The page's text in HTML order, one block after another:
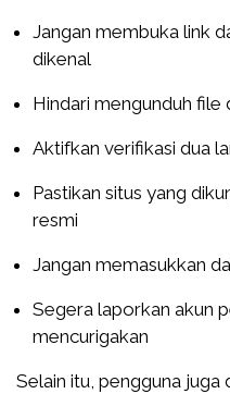
Jangan membuka link
dikenal
Hindari mengunduh file
Aktifkan verifikasi dua
Pastikan situs yang
resmi
Jangan memasukkan
Segera laporkan akun
mencurigakan
Selain itu, pengguna juga